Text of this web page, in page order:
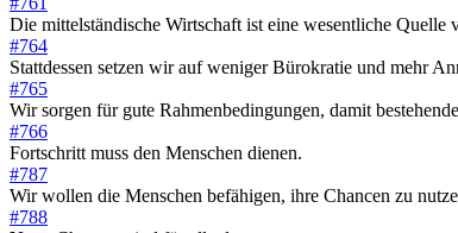
Die mittelständische Wirtschaft ist eine wesentliche
#764
Stattdessen setzen wir auf weniger Bürokratie und mehr
#765
Wir sorgen für gute Rahmenbedingungen, damit
#766
Fortschritt muss den Menschen dienen.
#787
Wir wollen die Menschen befähigen, ihre Chancen zu
#788